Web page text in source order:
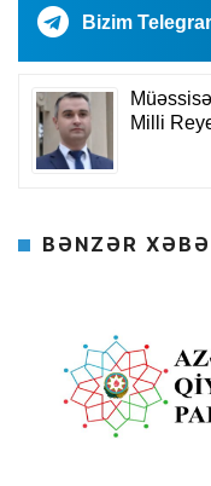
Bizim
BƏNZƏR